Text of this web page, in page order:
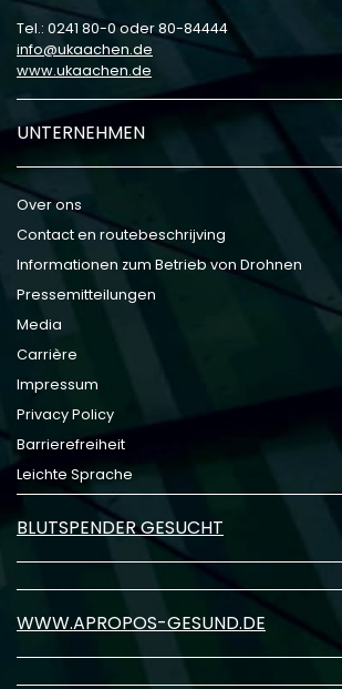
Tel.: 0241 80-0 oder 80-84444
info
ukaachen de
www.ukaachen.de
UNTERNEHMEN
Over ons
Contact en routebeschrijving
Informationen zum Betrieb von Drohnen
Pressemitteilungen
Media
Carrière
Impressum
Privacy Policy
Barrierefreiheit
Leichte Sprache
BLUTSPENDER GESUCHT
WWW.APROPOS-GESUND.DE